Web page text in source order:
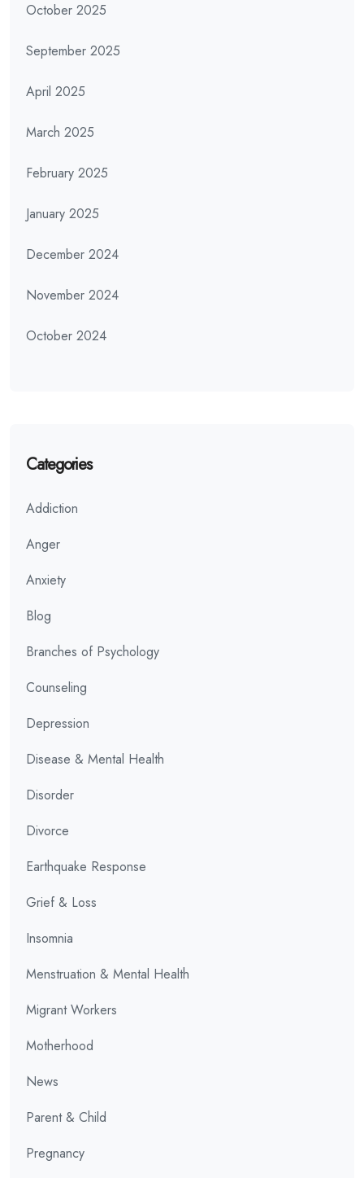
October 2025
September 2025
April 2025
March 2025
February 2025
January 2025
December 2024
November 2024
October 2024
Categories
Addiction
Anger
Anxiety
Blog
Branches of Psychology
Counseling
Depression
Disease & Mental Health
Disorder
Divorce
Earthquake Response
Grief & Loss
Insomnia
Menstruation & Mental Health
Migrant Workers
Motherhood
News
Parent & Child
Pregnancy